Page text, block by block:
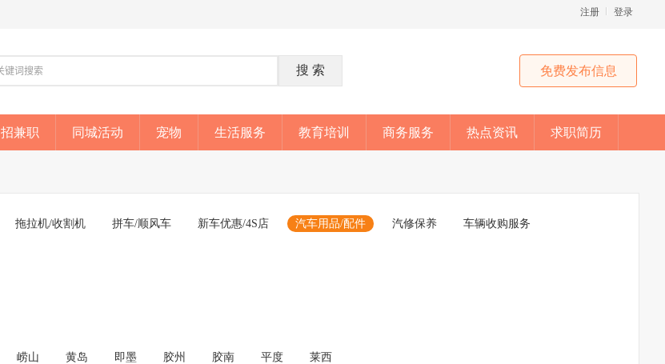
登录
注册
免费发布信息
招兼职 同城活动 宠物 生活服务 教育培训 商务服务 热点资讯 求职简历
拖拉机/收割机 拼车/顺风车 新车优惠/4S店 汽车用品/配件 汽修保养 车辆收购服务
崂山 黄岛 即墨 胶州 胶南 平度 莱西